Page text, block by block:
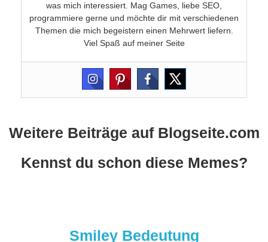
was mich interessiert. Mag Games, liebe SEO,
programmiere gerne und möchte dir mit verschiedenen
Themen die mich begeistern einen Mehrwert liefern.
Viel Spaß auf meiner Seite
Weitere Beiträge auf Blogseite.com
Kennst du schon diese Memes?
Smiley Bedeutung